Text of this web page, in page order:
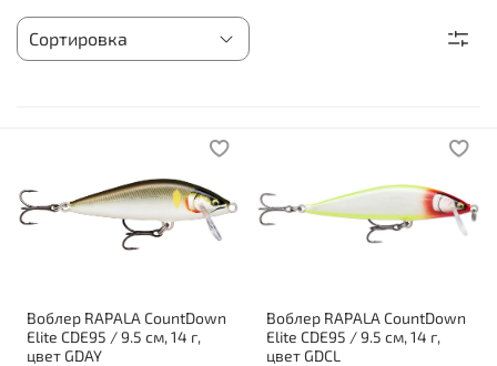
Воблер RAPALA CountDown
Elite CDE95 / 9.5 см, 14 г,
цвет GDAY
Воблер RAPALA CountDown
Elite CDE95 / 9.5 см, 14 г,
цвет GDCL